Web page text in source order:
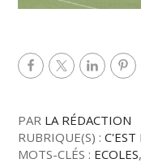
PAR LA RÉDACTION
RUBRIQUE(S) :C'EST
MOTS-CLÉS : ECOLES,